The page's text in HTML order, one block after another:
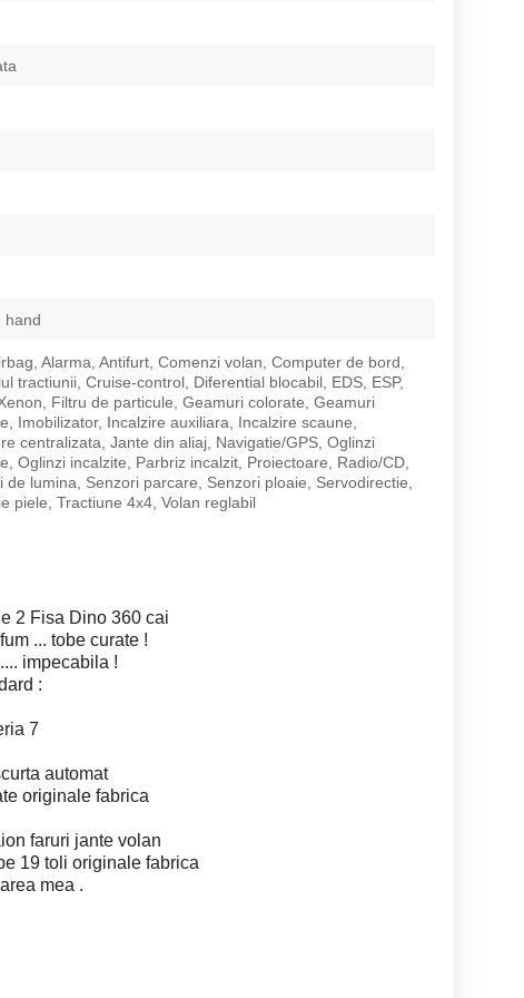
hand
Alarma, Antifurt, Comenzi volan, Computer de bord,
tractiunii, Cruise-control, Diferential blocabil, EDS, ESP,
Filtru de particule, Geamuri colorate, Geamuri
Imobilizator, Incalzire auxiliara, Incalzire scaune,
centralizata, Jante din aliaj, Navigatie/GPS, Oglinzi
Oglinzi incalzite, Parbriz incalzit, Proiectoare, Radio/CD,
de lumina, Senzori parcare, Senzori ploaie, Servodirectie,
piele, Tractiune 4x4, Volan reglabil
2 Fisa Dino 360 cai
... tobe curate !
impecabila !
:
7
automat
originale fabrica
faruri jante volan
19 toli originale fabrica
mea .